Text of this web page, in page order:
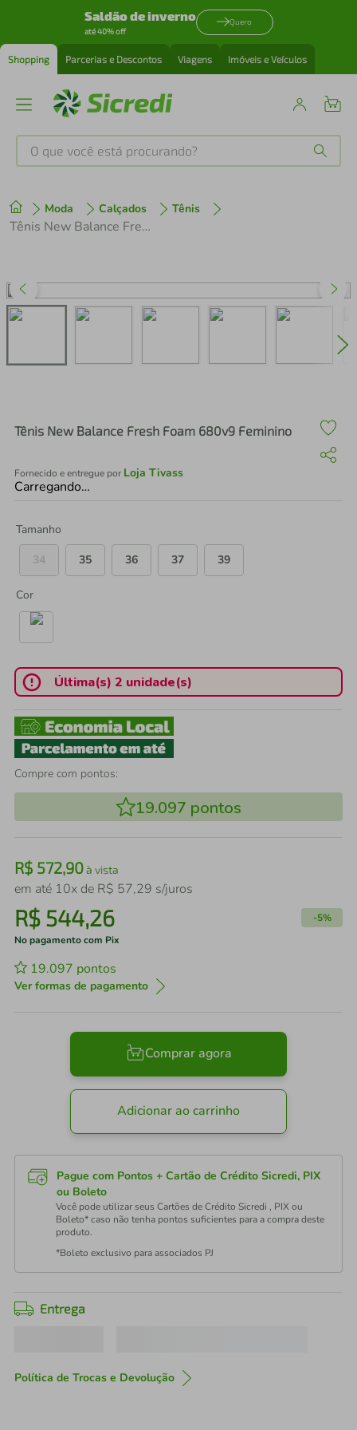
Saldão de inverno
até 40% off
Quero
Shopping Parcerias e Descontos Viagens Imóveis e Veículos
O que você está procurando?
Moda Calçados Tênis
Tênis New Balance Fresh Foam 680v9 Feminino
Tênis New Balance Fresh Foam 680v9 Feminino
Fornecido e entregue por Loja Tivass
Carregando…
Tamanho
34
35 36 37 39
Cor
Última(s) 2 unidade(s)
Compre com pontos:
19.097 pontos
R$ 572,90à vista
em até 10x de R$ 57,29 s/juros
R$ 544,26 -5%
No pagamento com Pix
19.097 pontos
Ver formas de pagamento
Comprar agora
Adicionar ao carrinho
Pague com Pontos + Cartão de Crédito Sicredi, PIX
ou Boleto
Você pode utilizar seus Cartões de Crédito Sicredi , PIX ou
Boleto* caso não tenha pontos suficientes para a compra deste
produto.
*Boleto exclusivo para associados PJ
Entrega
Política de Trocas e Devolução
1º tenis
perfume